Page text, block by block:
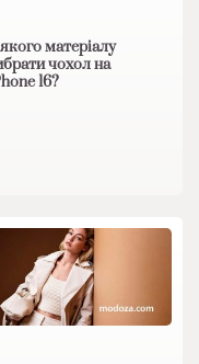
матеріалу
чохол на
16?